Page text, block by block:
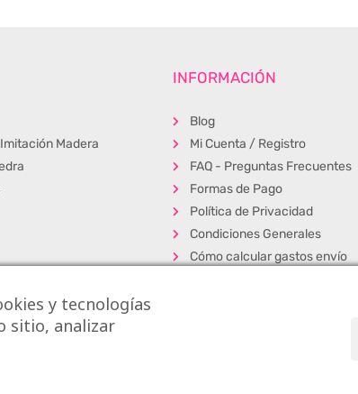
Madera
INFORMACIÓN
Blog
Mi Cuenta / Registro
FAQ - Preguntas Frecuentes
Formas de Pago
Política de Privacidad
Condiciones Generales
Cómo calcular gastos envío
y tecnologías
sitio, analizar